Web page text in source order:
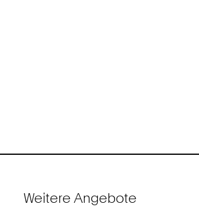
Weitere Angebote